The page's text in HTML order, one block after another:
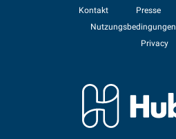
Kontakt
Presse
Nutzungsbedingungen
Privacy